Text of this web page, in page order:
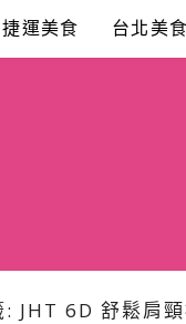
運美食 台北美
: JHT 6D 舒鬆肩